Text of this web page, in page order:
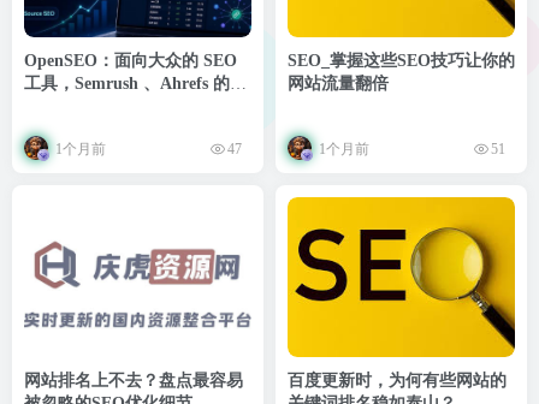
OpenSEO：面向大众的 SEO
工具，Semrush 、Ahrefs 的开
1个月前 47
SEO_掌握这些SEO技巧让你的
网站流量翻倍
1个月前 51
网站排名上不去？盘点最容易
百度更新时，为何有些网站的